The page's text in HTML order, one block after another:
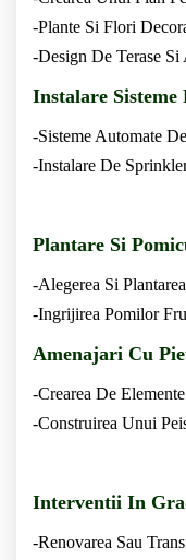
-Plante Si Flori
-Design De Terase Si
Instalare Sisteme
-Sisteme Automate
-Instalare De
Plantare Si
-Alegerea Si
-Ingrijirea Pomilor
Amenajari Cu
-Crearea De
-Construirea Unui
Interventii In
-Renovarea Sau